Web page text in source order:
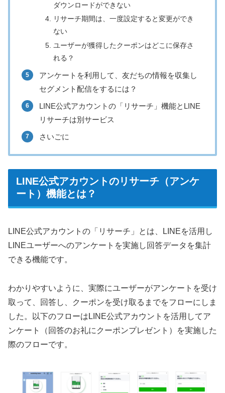
ダウンロードができない
リサーチ期間は、一度設定すると変更ができ
ない
ユーザーが獲得したクーポンはどこに保存さ
れる？
アンケートを利用して、友だちの情報を収集し
セグメント配信をするには？
LINE公式アカウントの「リサーチ」機能とLINE
リサーチは別サービス
さいごに
LINE公式アカウントのリサーチ（アンケ
ート）機能とは？
LINE公式アカウントの「リサーチ」とは、LINEを活用し
LINEユーザーへのアンケートを実施し回答データを集計
できる機能です。
わかりやすいように、実際にユーザーがアンケートを受け
取って、回答し、クーポンを受け取るまでをフローにしま
した。以下のフローはLINE公式アカウントを活用してア
ンケート（回答のお礼にクーポンプレゼント）を実施した
際のフローです。